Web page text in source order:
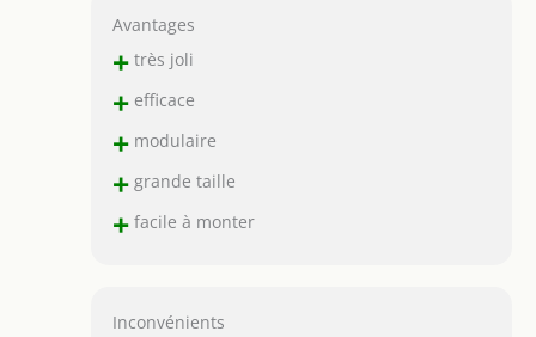
Avantages
+très joli
+efficace
+modulaire
+grande taille
+facile à monter
Inconvénients